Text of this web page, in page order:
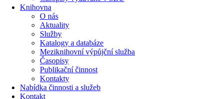
Knihovna
O nás
Aktuality
Služby
Katalogy a databáze
Meziknihovní výpůjční služba
Časopisy
Publikační činnost
Kontakty
Nabídka činnosti a služeb
Kontakt